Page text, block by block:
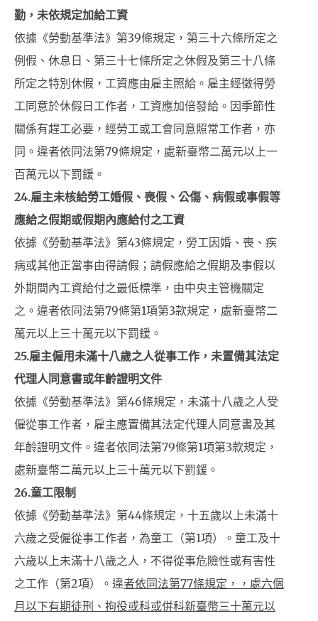
勤，未依規定加給工資
依據《勞動基準法》第39條規定，第三十六條所定之
例假、休息日、第三十七條所定之休假及第三十八條
所定之特別休假，工資應由雇主照給。雇主經徵得勞
工同意於休假日工作者，工資應加倍發給。因季節性
關係有趕工必要，經勞工或工會同意照常工作者，亦
同。違者依同法第79條規定，處新臺幣二萬元以上一
百萬元以下罰鍰。
24.雇主未核給勞工婚假、喪假、公傷、病假或事假等
應給之假期或假期內應給付之工資
依據《勞動基準法》第43條規定，勞工因婚、喪、疾
病或其他正當事由得請假；請假應給之假期及事假以
外期間內工資給付之最低標準，由中央主管機關定
之。違者依同法第79條第1項第3款規定，處新臺幣二
萬元以上三十萬元以下罰鍰。
25.雇主僱用未滿十八歲之人從事工作，未置備其法定
代理人同意書或年齡證明文件
依據《勞動基準法》第46條規定，未滿十八歲之人受
僱從事工作者，雇主應置備其法定代理人同意書及其
年齡證明文件。違者依同法第79條第1項第3款規定，
處新臺幣二萬元以上三十萬元以下罰鍰。
26.童工限制
依據《勞動基準法》第44條規定，十五歲以上未滿十
六歲之受僱從事工作者，為童工（第1項）。童工及十
六歲以上未滿十八歲之人，不得從事危險性或有害性
之工作（第2項）。違者依同法第77條規定，，處六個
月以下有期徒刑、拘役或科或併科新臺幣三十萬元以